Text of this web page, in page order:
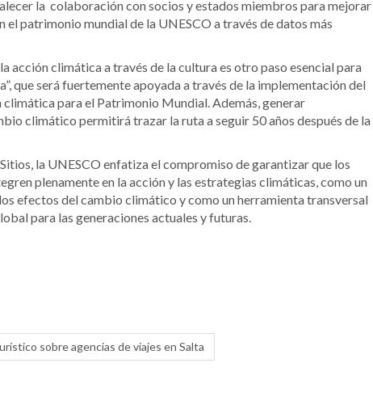
la colaboración con socios y estados miembros para mejorar
patrimonio mundial de la UNESCO a través de datos más
acción climática a través de la cultura es otro paso esencial para
que será fuertemente apoyada a través de la implementación del
para el Patrimonio Mundial. Además, generar
climático permitirá trazar la ruta a seguir 50 años después de la
la UNESCO enfatiza el compromiso de garantizar que los
plenamente en la acción y las estrategias climáticas, como un
efectos del cambio climático y como un herramienta transversal
para las generaciones actuales y futuras.
sobre agencias de viajes en Salta